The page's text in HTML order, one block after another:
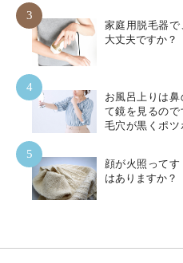
3
家庭用脱毛器
大丈夫ですか？
4
お風呂上りは
て鏡を見るので
毛穴が黒くポ
5
顔が火照って
はありますか？